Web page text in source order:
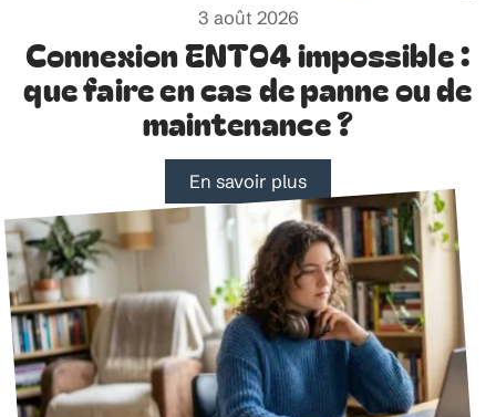
3 août 2026
Connexion ENT04 impossible :
que faire en cas de panne ou de
maintenance ?
En savoir plus